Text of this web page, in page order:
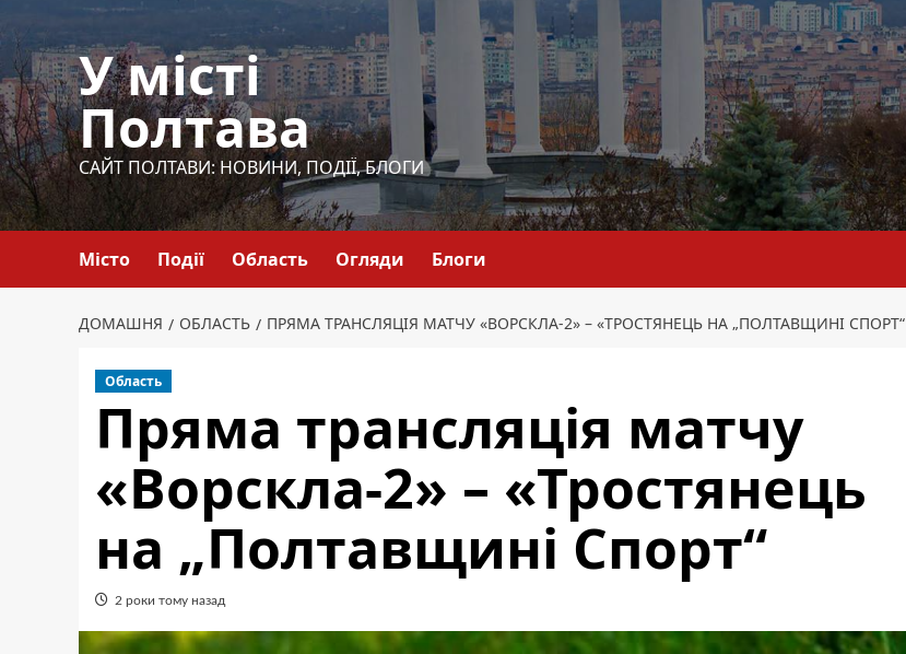
до
вмісту
У місті
Полтава
САЙТ ПОЛТАВИ: НОВИНИ, ПОДІЇ, БЛОГИ
Місто Події Область Огляди Блоги
ДОМАШНЯ ОБЛАСТЬ ПРЯМА ТРАНСЛЯЦІЯ МАТЧУ «ВОРСКЛА-2» – «ТРОСТЯНЕЦЬ НА „ПОЛТАВЩИНІ СПОРТ“
Область
Пряма трансляція матчу
«Ворскла-2» – «Тростянець
на „Полтавщині Спорт“
2 роки тому назад